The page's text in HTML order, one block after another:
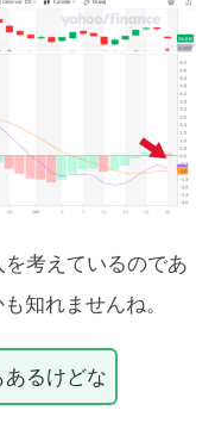
考えているのであ
知れませんね。
るけどな